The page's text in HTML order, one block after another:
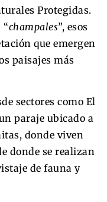
Protegidas.
champales”, esos
que emergen
paisajes más
sectores como El
paraje ubicado a
donde viven
donde se realizan
de fauna y